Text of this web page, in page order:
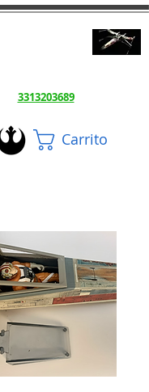
Carrito
3313203689